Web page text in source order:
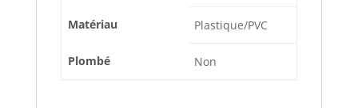
Matériau Plastique/PVC
Plombé Non